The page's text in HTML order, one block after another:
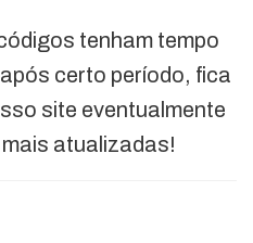
tenham tempo
certo período, fica
site eventualmente
atualizadas!